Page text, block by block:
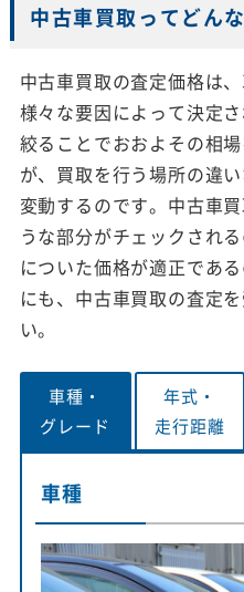
中古車買取ってどん
中古車買取の査定価格は
様々な要因によって決定
絞ることでおおよその相
が、買取を行う場所の違
変動するのです。中古車
うな部分がチェックされ
についた価格が適正であ
にも、中古車買取の査定
い。
車種・
グレード
年式・
走行距離
車種